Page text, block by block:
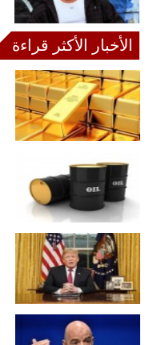
الأخبار الأكثر قراءة